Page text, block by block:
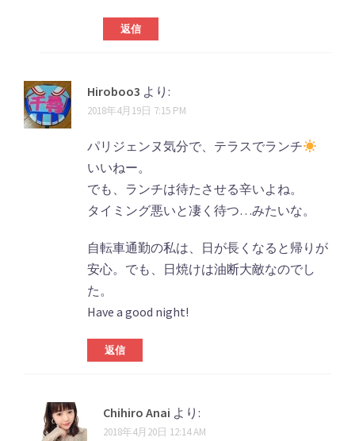
返信
Hiroboo3 より:
2018年4月19日 7:15 PM
パリジェンヌ気分で、テラスでランチ
いいねー。
でも、ランチは待たさせる辛いよね。
タイミング悪いと凄く待つ…みたいな。
自転車通勤の私は、日が長くなると帰りが
安心。でも、日焼けは油断大敵なのでし
た。
Have a good night!
返信
Chihiro Anai より:
2018年4月20日 12:14 AM